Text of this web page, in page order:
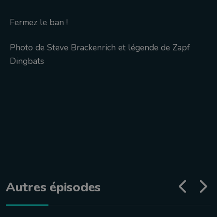
Fermez le ban !
Photo de Steve Brackenrich et légende de Zapf
Dingbats
Autres épisodes